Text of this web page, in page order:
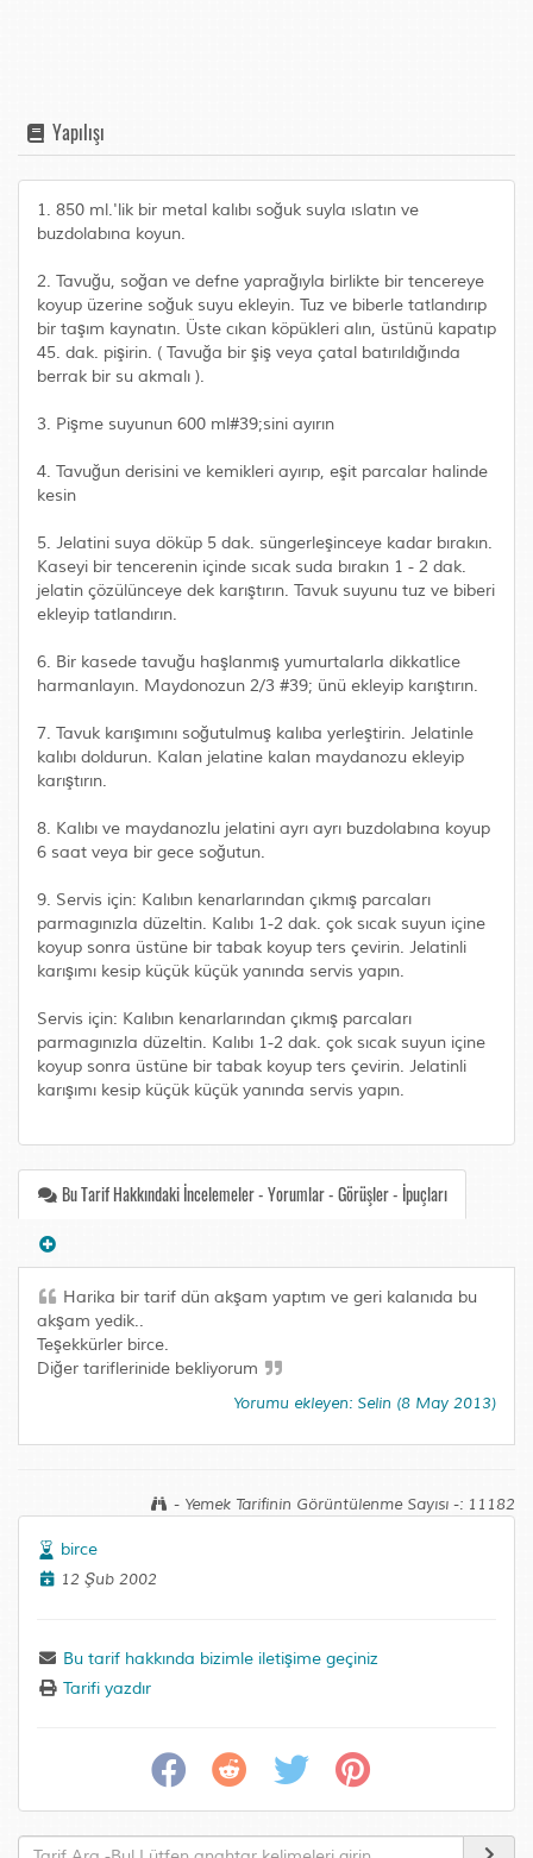
Yapılışı
1. 850 ml.'lik bir metal kalıbı soğuk suyla ıslatın ve
buzdolabına koyun.
2. Tavuğu, soğan ve defne yaprağıyla birlikte bir tencereye
koyup üzerine soğuk suyu ekleyin. Tuz ve biberle tatlandırıp
bir taşım kaynatın. Üste cıkan köpükleri alın, üstünü kapatıp
45. dak. pişirin. ( Tavuğa bir şiş veya çatal batırıldığında
berrak bir su akmalı ).
3. Pişme suyunun 600 ml#39;sini ayırın
4. Tavuğun derisini ve kemikleri ayırıp, eşit parcalar halinde
kesin
5. Jelatini suya döküp 5 dak. süngerleşinceye kadar bırakın.
Kaseyi bir tencerenin içinde sıcak suda bırakın 1 - 2 dak.
jelatin çözülünceye dek karıştırın. Tavuk suyunu tuz ve biberi
ekleyip tatlandırın.
6. Bir kasede tavuğu haşlanmış yumurtalarla dikkatlice
harmanlayın. Maydonozun 2/3 #39; ünü ekleyip karıştırın.
7. Tavuk karışımını soğutulmuş kalıba yerleştirin. Jelatinle
kalıbı doldurun. Kalan jelatine kalan maydanozu ekleyip
karıştırın.
8. Kalıbı ve maydanozlu jelatini ayrı ayrı buzdolabına koyup
6 saat veya bir gece soğutun.
9. Servis için: Kalıbın kenarlarından çıkmış parcaları
parmagınızla düzeltin. Kalıbı 1-2 dak. çok sıcak suyun içine
koyup sonra üstüne bir tabak koyup ters çevirin. Jelatinli
karışımı kesip küçük küçük yanında servis yapın.
Servis için: Kalıbın kenarlarından çıkmış parcaları
parmagınızla düzeltin. Kalıbı 1-2 dak. çok sıcak suyun içine
koyup sonra üstüne bir tabak koyup ters çevirin. Jelatinli
karışımı kesip küçük küçük yanında servis yapın.
Bu Tarif Hakkındaki İncelemeler - Yorumlar - Görüşler - İpuçları
Harika bir tarif dün akşam yaptım ve geri kalanıda bu
akşam yedik..
Teşekkürler birce.
Diğer tariflerinide bekliyorum
Yorumu ekleyen: Selin (8 May 2013)
- Yemek Tarifinin Görüntülenme Sayısı -: 11182
birce
12 Şub 2002
Bu tarif hakkında bizimle iletişime geçiniz
Tarifi yazdır